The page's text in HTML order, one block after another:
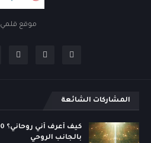
موقع قلمي
المشاركات الشائعة
بالجانب الروحي